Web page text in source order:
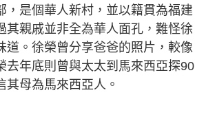
，是個華人新村，並以籍貫為福建
其親戚並非全為華人面孔，難怪徐
道。徐榮曾分享爸爸的照片，較像
去年底則曾與太太到馬來西亞探90
其母為馬來西亞人。